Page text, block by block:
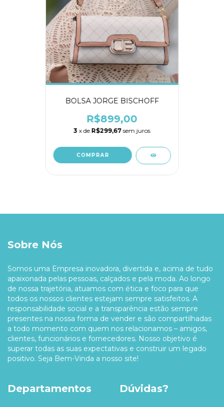
BOLSA JORGE BISCHOFF
R$899,00
3 x de R$299,67 sem juros
Sobre Nós
Somos uma Empresa inovadora, divertida e, acima de tudo
apaixonada pelas pessoas, calçados e pela moda. Ao longo
de nossa trajetória, atuamos com ética e foco para que
todos os nossos clientes estejam sempre satisfeitos. A
responsabilidade social e a transparência estão sempre
presentes na nossa forma de vender e são compartilhadas
a todo momento com quem nos relacionamos – amigos,
clientes, funcionários e fornecedores. Nosso objetivo é
superar todas as suas expectativas e construir um legado
positivo. Seja Bem-Vinda a nosso site!
Departamentos Dúvidas?